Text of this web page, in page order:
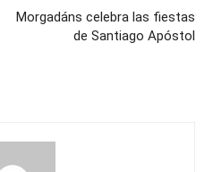
Morgadáns celebra las fiestas
de Santiago Apóstol